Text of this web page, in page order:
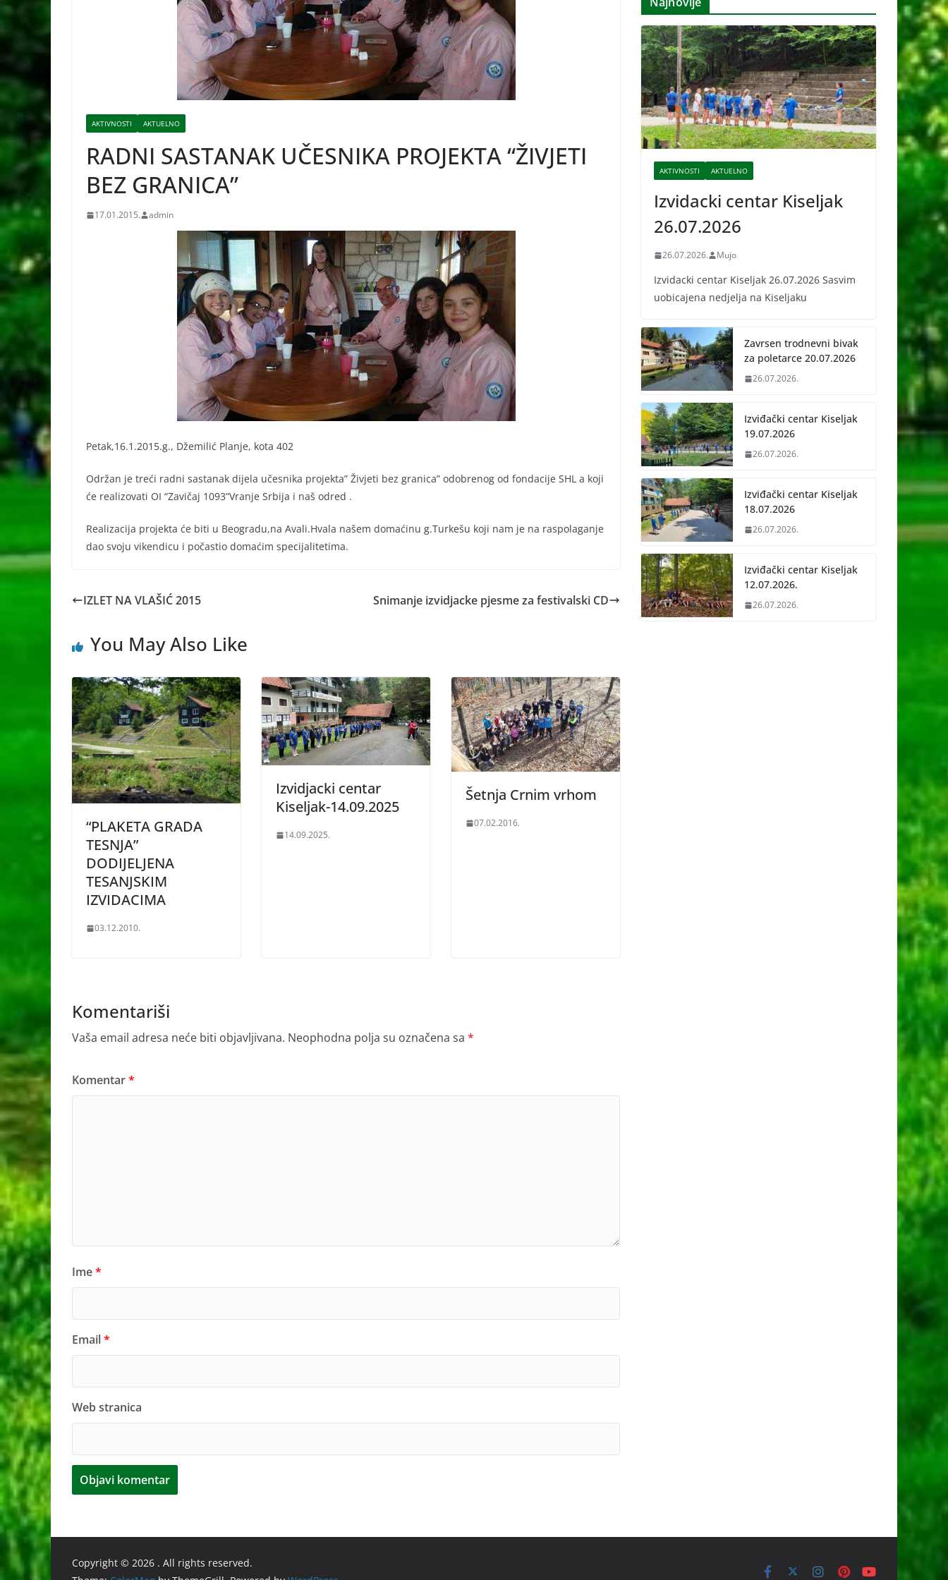
AKTIVNOSTI AKTUELNO
RADNI SASTANAK UČESNIKA PROJEKTA “ŽIVJETI
BEZ GRANICA”
17.01.2015. admin
Petak,16.1.2015.g., Džemilić Planje, kota 402
Održan je treći radni sastanak dijela učesnika projekta” Živjeti bez granica” odobrenog od fondacije SHL a koji
će realizovati OI “Zavičaj 1093”Vranje Srbija i naš odred .
Realizacija projekta će biti u Beogradu,na Avali.Hvala našem domaćinu g.Turkešu koji nam je na raspolaganje
dao svoju vikendicu i počastio domaćim specijalitetima.
IZLET NA VLAŠIĆ 2015 Snimanje izvidjacke pjesme za festivalski CD
You May Also Like
“PLAKETA GRADA
TESNJA”
DODIJELJENA
TESANJSKIM
IZVIDACIMA
03.12.2010.
Izvidjacki centar
Kiseljak-14.09.2025
14.09.2025.
Šetnja Crnim vrhom
07.02.2016.
Komentariši
Vaša email adresa neće biti objavljivana. Neophodna polja su označena sa *
Komentar*
Ime*
Email*
Web stranica
v
e
AKTIVNOSTI AKTUELNO
Izvidacki centar Kiseljak
26.07.2026
26.07.2026. Mujo
Izvidacki centar Kiseljak 26.07.2026 Sasvim
uobicajena nedjelja na Kiseljaku
Zavrsen trodnevni bivak
za poletarce 20.07.2026
26.07.2026.
Izviđački centar Kiseljak
19.07.2026
26.07.2026.
Izviđački centar Kiseljak
18.07.2026
26.07.2026.
Izviđački centar Kiseljak
12.07.2026.
26.07.2026.
Copyright © 2026 . All rights reserved.